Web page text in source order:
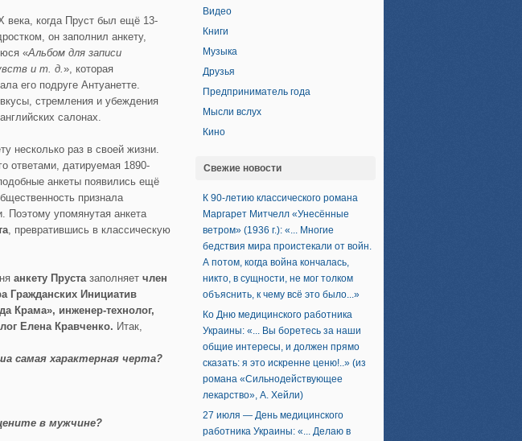
века, когда Пруст был ещё 13-
он заполнил анкету,
«Альбом для записи
и т. д.», которая
его подруге Антуанетте.
стремления и убеждения
салонах.
несколько раз в своей жизни.
ответами, датируемая 1890-
анкеты появились ещё
признала
Поэтому упомянутая анкета
, превратившись в классическую
анкету Прустазаполняет член
Гражданских Инициатив
Крама», инженер-технолог,
Елена Кравченко. Итак,
самая характерная черта?
в мужчине?
Видео
Книги
Музыка
Друзья
Предприниматель года
Мысли вслух
Кино
Свежие новости
К 90-летию классического романа
Маргарет Митчелл «Унесённые
ветром» (1936 г.): «... Многие
бедствия мира проистекали от войн.
А потом, когда война кончалась,
никто, в сущности, не мог толком
объяснить, к чему всё это было...»
Ко Дню медицинского работника
Украины: «... Вы боретесь за наши
общие интересы, и должен прямо
сказать: я это искренне ценю!..» (из
романа «Сильнодействующее
лекарство», А. Хейли)
27 июля — День медицинского
работника Украины: «... Делаю в